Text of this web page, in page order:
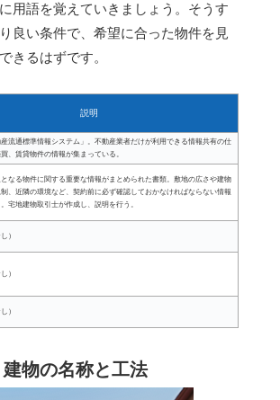
用語を覚えていきましょう。そうす
良い条件で、希望に合った物件を見
きるはずです。
説明
流通標準情報システム」。不動産業者だけが利用できる情報共有の仕
、賃貸物件の情報が集まっている。
なる物件に関する重要な情報がまとめられた書類。敷地の広さや建物
、近隣の環境など、契約前に必ず確認しておかなければならない情報
宅地建物取引士が作成し、説明を行う。
）
）
）
建物の名称と工法